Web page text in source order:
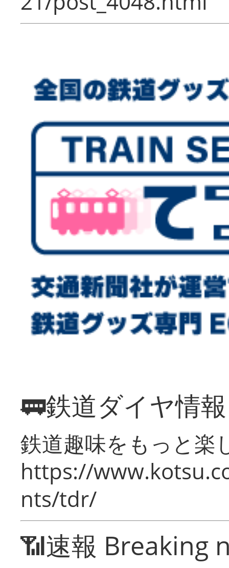
🚃鉄道ダイヤ情
鉄道趣味をもっと楽
https://
nts/tdr/
📶速報 Breaking